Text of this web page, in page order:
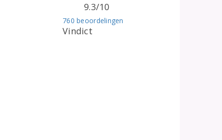
Vindict
760 beoordelingen
9.3/10